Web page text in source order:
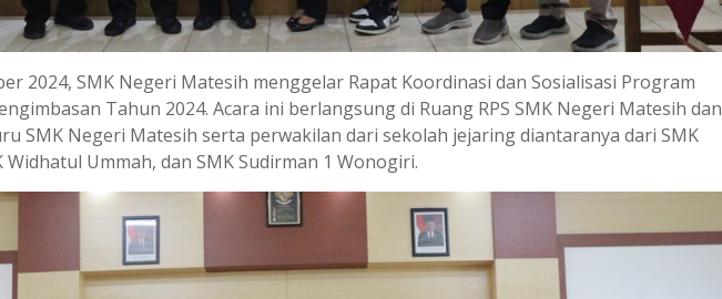
2024, SMK Negeri Matesih menggelar Rapat Koordinasi dan Sosialisasi Program
Tahun 2024. Acara ini berlangsung di Ruang RPS SMK Negeri Matesih dan
SMK Negeri Matesih serta perwakilan dari sekolah jejaring diantaranya dari SMK
Ummah, dan SMK Sudirman 1 Wonogiri.